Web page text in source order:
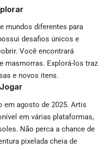
mundos diferentes para
desafios únicos e
Você encontrará
masmorras. Explorá-los traz
e novos itens.
em agosto de 2025. Artis
em várias plataformas,
Não perca a chance de
pixelada cheia de